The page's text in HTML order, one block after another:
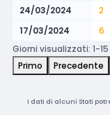
24/03/2024
2
17/03/2024
6
Giorni visualizzati: 1-15
Primo
Precedente
I dati di alcuni Stati